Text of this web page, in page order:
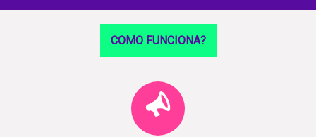
COMO FUNCIONA?